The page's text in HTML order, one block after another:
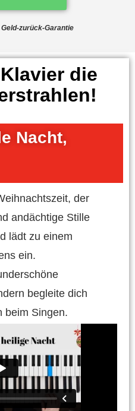
zurück-Garantie
die
Nacht,
der
andächtige Stille
lädt zu einem
ein.
begleite dich
beim Singen.